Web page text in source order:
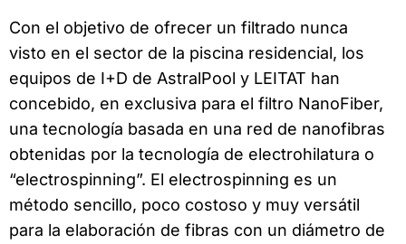
Con el objetivo de ofrecer un filtrado nunca
visto en el sector de la piscina residencial, los
equipos de I+D de AstralPool y LEITAT han
concebido, en exclusiva para el filtro NanoFiber,
una tecnología basada en una red de nanofibras
obtenidas por la tecnología de electrohilatura o
“electrospinning”. El electrospinning es un
método sencillo, poco costoso y muy versátil
para la elaboración de fibras con un diámetro de